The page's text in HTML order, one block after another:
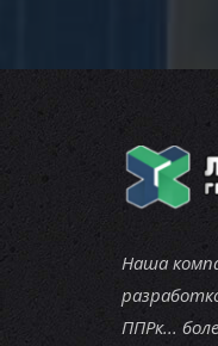
Наша
ППРк...